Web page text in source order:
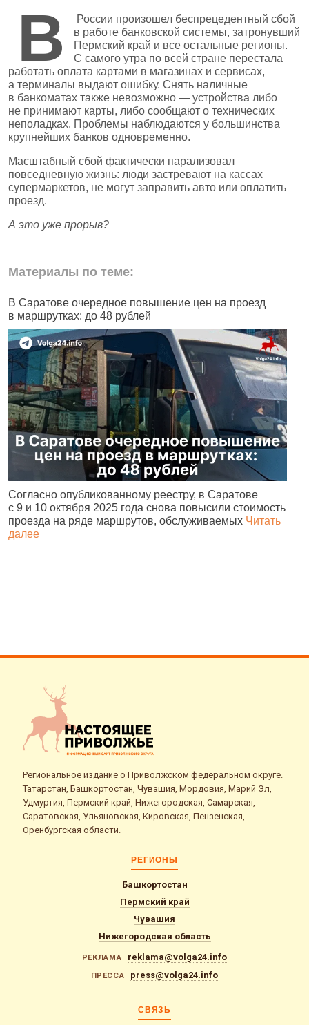
В
России произошел беспрецедентный сбой
в работе банковской системы, затронувший
Пермский край и все остальные регионы.
С самого утра по всей стране перестала
работать оплата картами в магазинах и сервисах,
а терминалы выдают ошибку. Снять наличные
в банкоматах также невозможно — устройства либо
не принимают карты, либо сообщают о технических
неполадках. Проблемы наблюдаются у большинства
крупнейших банков одновременно.
Масштабный сбой фактически парализовал
повседневную жизнь: люди застревают на кассах
супермаркетов, не могут заправить авто или оплатить
проезд.
А это уже прорыв?
Материалы по теме:
В Саратове очередное повышение цен на проезд
в маршрутках: до 48 рублей
Согласно опубликованному реестру, в Саратове
с 9 и 10 октября 2025 года снова повысили стоимость
проезда на ряде маршрутов, обслуживаемых Читать
далее
Региональное издание о Приволжском федеральном округе.
Татарстан, Башкортостан, Чувашия, Мордовия, Марий Эл,
Удмуртия, Пермский край, Нижегородская, Самарская,
Саратовская, Ульяновская, Кировская, Пензенская,
Оренбургская области.
РЕГИОНЫ
Башкортостан
Пермский край
Чувашия
Нижегородская область
РЕКЛАМА reklama@volga24.info
ПРЕССА press@volga24.info
СВЯЗЬ